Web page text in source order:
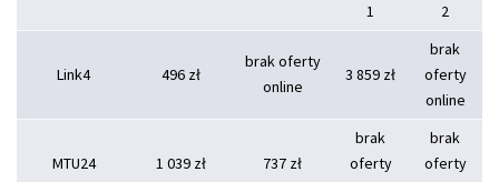
1
2
Link4 496 zł
brak oferty
online
3 859 zł
brak
oferty
online
MTU24 1 039 zł 737 zł
brak
oferty
brak
oferty